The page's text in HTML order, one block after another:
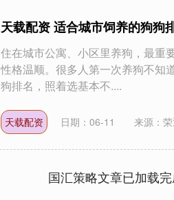
天载配资 适合城市饲养的狗狗
住在城市公寓、小区里养狗，最重
性格温顺。很多人第一次养狗不知
狗排名，照着选基本不....
天载配资 日期：06-11 来源：
国汇策略文章已加载